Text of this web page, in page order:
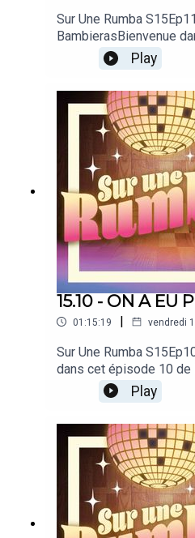
Sur Une Rumba
BambierasBienvenue
saison 15 de notre
les stars !Produit par
notre
émissionsSoutenez-
Play
15.10 - ON A EU
01:15:19 | vendredi
Sur Une Rumba
dans cet épisode 10 de
podcast dédié à Danse
par PodcutRejoignez-
émissionsSoutenez-
Patreon
Play